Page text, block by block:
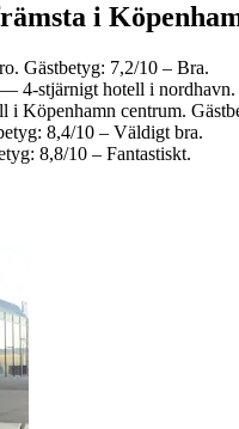
i
Gästbetyg: 7,2/10 – Bra.
— 4-stjärnigt hotell i nordhavn.
Köpenhamn centrum.
8,4/10 – Väldigt bra.
8,8/10 – Fantastiskt.